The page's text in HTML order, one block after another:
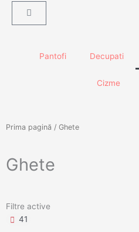
Cart
Pantofi Decupati
Cizme
Prima pagină / Ghete
Ghete
Filtre active
41